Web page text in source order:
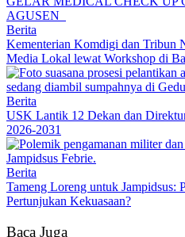
AGUSEN
Berita
Kementerian Komdigi dan Tribun
Media Lokal lewat Workshop di
Berita
USK Lantik 12 Dekan dan
2026-2031
Berita
Tameng Loreng untuk Jampidsus:
Pertunjukan Kekuasaan?
Baca Juga